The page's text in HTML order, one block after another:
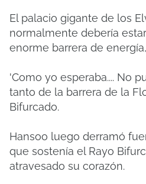
El palacio gigante de los
normalmente debería
enorme barrera de
'Como yo esperaba.... No
tanto de la barrera de la
Bifurcado.
Hansoo luego derramó
que sostenía el Rayo
atravesado su corazón.